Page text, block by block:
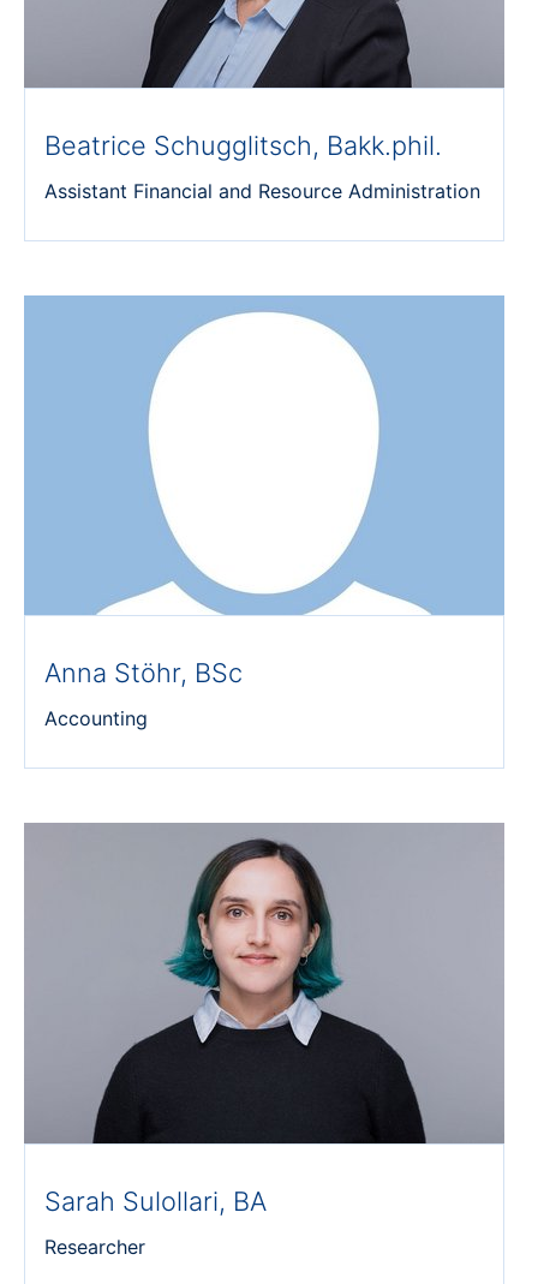
Beatrice Schugglitsch, Bakk.phil.
Assistant Financial and Resource Administration
Anna Stöhr, BSc
Accounting
Sarah Sulollari, BA
Researcher